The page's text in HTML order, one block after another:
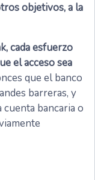
objetivos, a la
cada esfuerzo
el acceso sea
que el banco
barreras, y
cuenta bancaria o